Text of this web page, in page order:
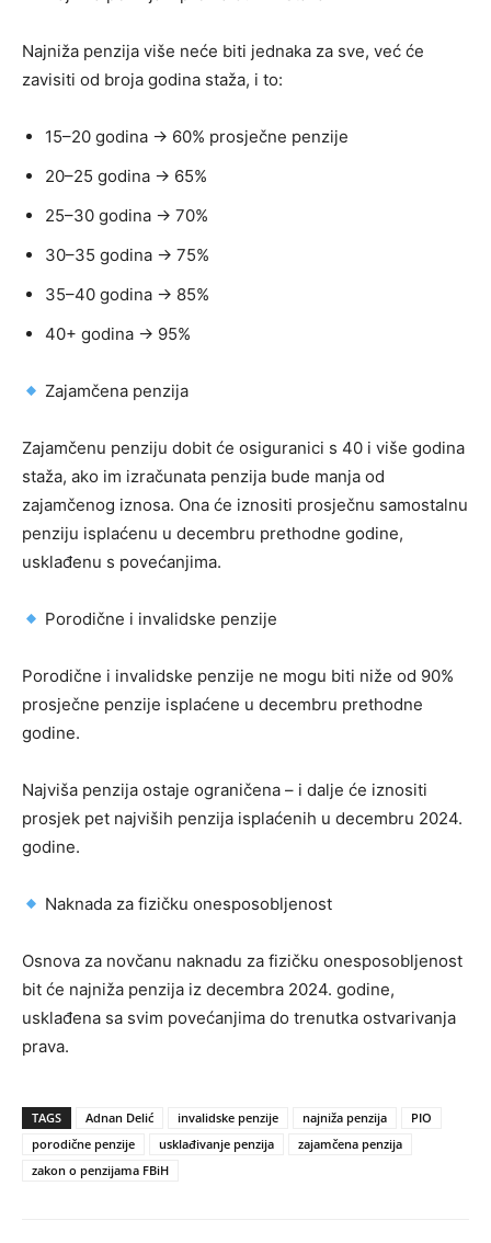
Najniža penzija više neće biti jednaka za sve, već će
zavisiti od broja godina staža, i to:
15–20 godina → 60% prosječne penzije
20–25 godina → 65%
25–30 godina → 70%
30–35 godina → 75%
35–40 godina → 85%
40+ godina → 95%
Zajamčena penzija
Zajamčenu penziju dobit će osiguranici s 40 i više godina
staža, ako im izračunata penzija bude manja od
zajamčenog iznosa. Ona će iznositi prosječnu samostalnu
penziju isplaćenu u decembru prethodne godine,
usklađenu s povećanjima.
Porodične i invalidske penzije
Porodične i invalidske penzije ne mogu biti niže od 90%
prosječne penzije isplaćene u decembru prethodne
godine.
Najviša penzija ostaje ograničena – i dalje će iznositi
prosjek pet najviših penzija isplaćenih u decembru 2024.
godine.
Naknada za fizičku onesposobljenost
Osnova za novčanu naknadu za fizičku onesposobljenost
bit će najniža penzija iz decembra 2024. godine,
usklađena sa svim povećanjima do trenutka ostvarivanja
prava.
TAGS Adnan Delić invalidske penzije najniža penzija
PIO
porodične penzije
usklađivanje penzija
zajamčena penzija
zakon o penzijama FBiH